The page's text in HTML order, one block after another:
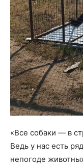
«Все собаки — в
Ведь у нас есть
непогоде